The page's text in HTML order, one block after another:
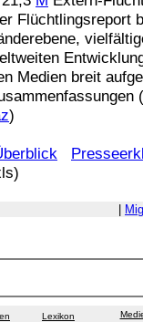
Flüchtlingsreport
Medien breit
)
Lexikon